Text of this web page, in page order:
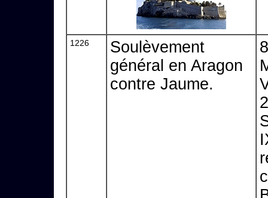
1226
Soulèvement
général en Aragon
contre Jaume.